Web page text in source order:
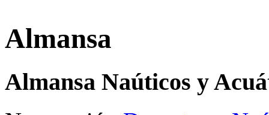
Almansa
Almansa Naúticos y